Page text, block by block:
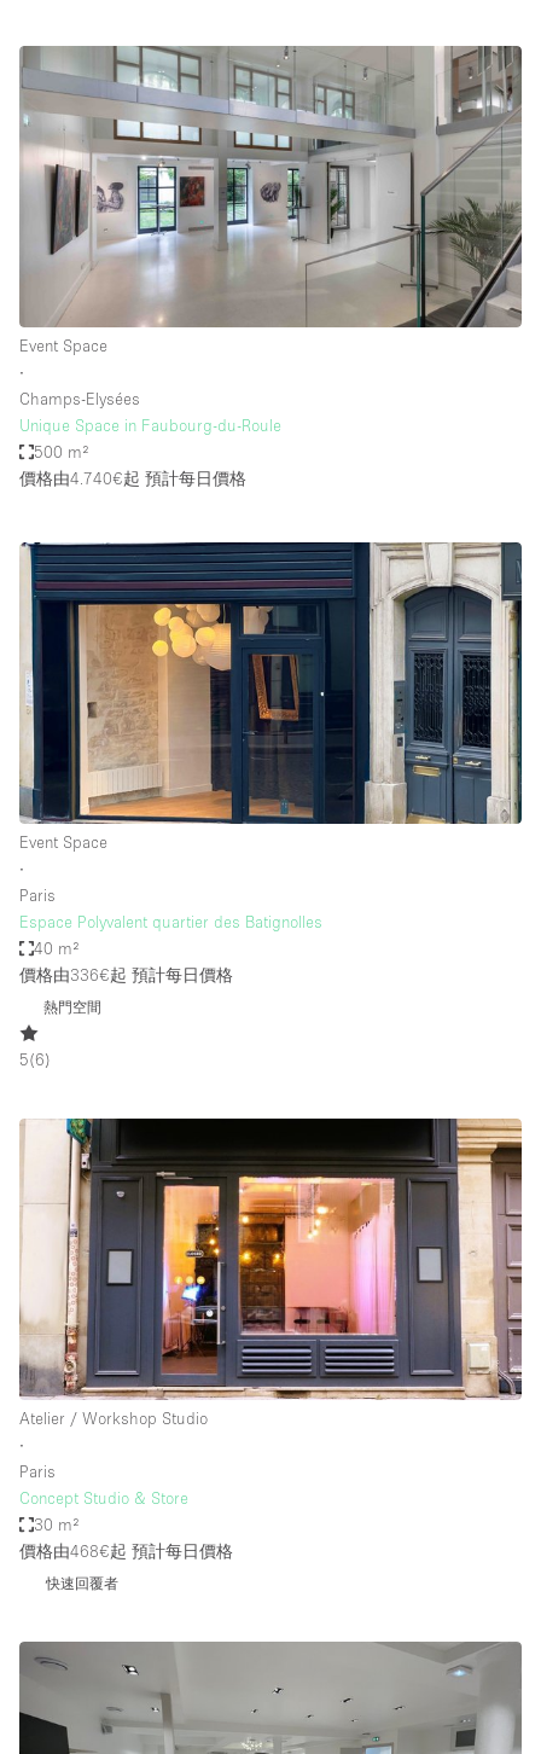
Event Space
∙
Champs-Elysées
Unique Space in Faubourg-du-Roule
500 m²
價格由4.740€起 預計每日價格
Event Space
∙
Paris
Espace Polyvalent quartier des Batignolles
40 m²
價格由336€起 預計每日價格
熱門空間
5(6)
Atelier / Workshop Studio
∙
Paris
Concept Studio & Store
30 m²
價格由468€起 預計每日價格
快速回覆者